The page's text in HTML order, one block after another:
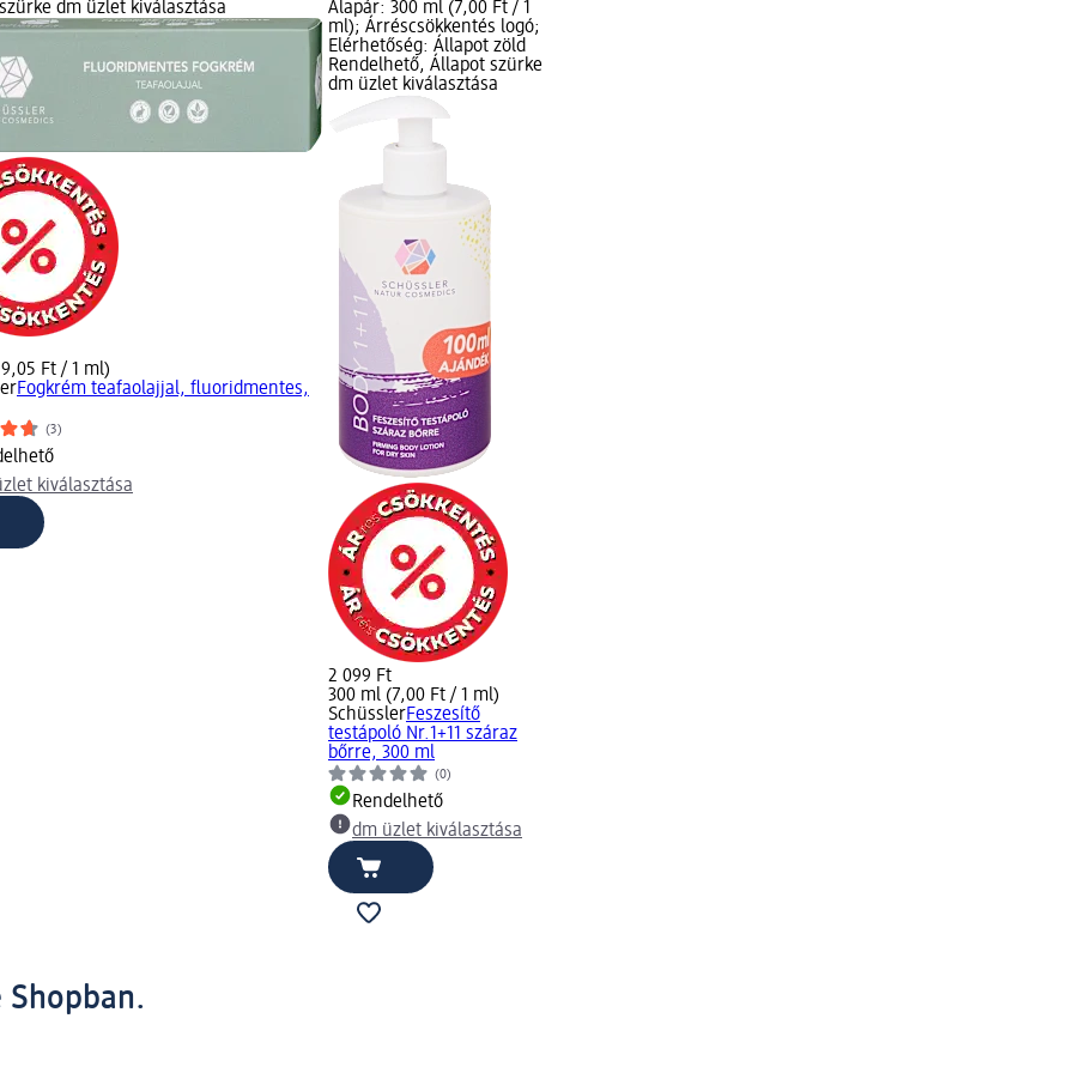
dm üzlet kiválasztása
Ft / 1 ml)
Fogkrém teafaolajjal, fluoridmentes,
(3)
kiválasztása
Alapár: 300 ml (7,00 Ft / 1
ml); Árréscsökkentés logó;
Elérhetőség: Állapot zöld
Rendelhető, Állapot szürke
dm üzlet kiválasztása
2 099 Ft
300 ml (7,00 Ft / 1 ml)
SchüsslerFeszesítő
testápoló Nr.1+11 száraz
bőrre, 300 ml
(0)
Rendelhető
dm üzlet kiválasztása
Shopban.